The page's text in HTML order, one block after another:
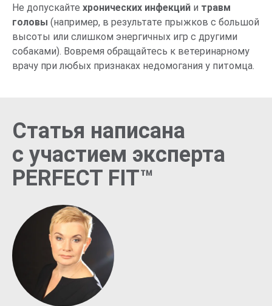
Не допускайте хронических инфекций и травм
головы (например, в результате прыжков с большой
высоты или слишком энергичных игр с другими
собаками). Вовремя обращайтесь к ветеринарному
врачу при любых признаках недомогания у питомца.
Статья написана
с участием эксперта
PERFECT FIT™